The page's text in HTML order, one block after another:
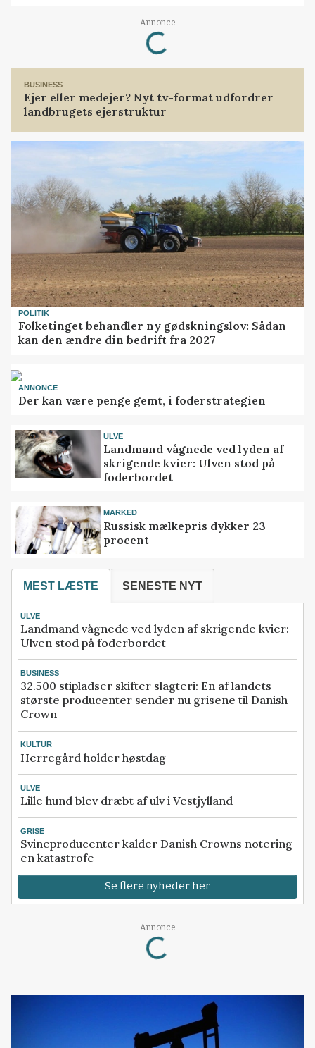
Annonce
Loading...
BUSINESS
Ejer eller medejer? Nyt tv-format udfordrer
landbrugets ejerstruktur
POLITIK
Folketinget behandler ny gødskningslov: Sådan
kan den ændre din bedrift fra 2027
ANNONCE
Der kan være penge gemt, i foderstrategien
ULVE
Landmand vågnede ved lyden af
skrigende kvier: Ulven stod på
foderbordet
MARKED
Russisk mælkepris dykker 23
procent
MEST LÆSTE SENESTE NYT
ULVE
Landmand vågnede ved lyden af skrigende kvier:
Ulven stod på foderbordet
BUSINESS
32.500 stipladser skifter slagteri: En af landets
største producenter sender nu grisene til Danish
Crown
KULTUR
Herregård holder høstdag
ULVE
Lille hund blev dræbt af ulv i Vestjylland
GRISE
Svineproducenter kalder Danish Crowns notering
en katastrofe
Se flere nyheder her
Annonce
Loading...